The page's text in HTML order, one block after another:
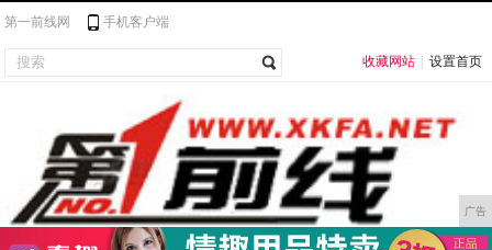
第一前线网 手机客户端
收藏网站 设置首页
广告